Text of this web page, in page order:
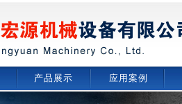
产品展示 应用案例